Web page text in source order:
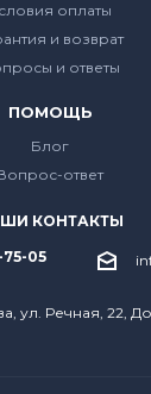
оплаты
и возврат
и ответы
ПОМОЩЬ
Блог
ответ
КОНТАКТЫ
75-05
ул. Речная, 22,